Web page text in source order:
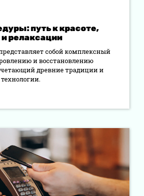
путь к красоте,
релаксации
собой комплексный
и восстановлению
древние традиции и